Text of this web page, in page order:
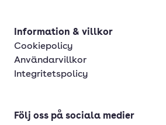
Information & villkor
Cookiepolicy
Användarvillkor
Integritetspolicy
Följ oss på sociala medier